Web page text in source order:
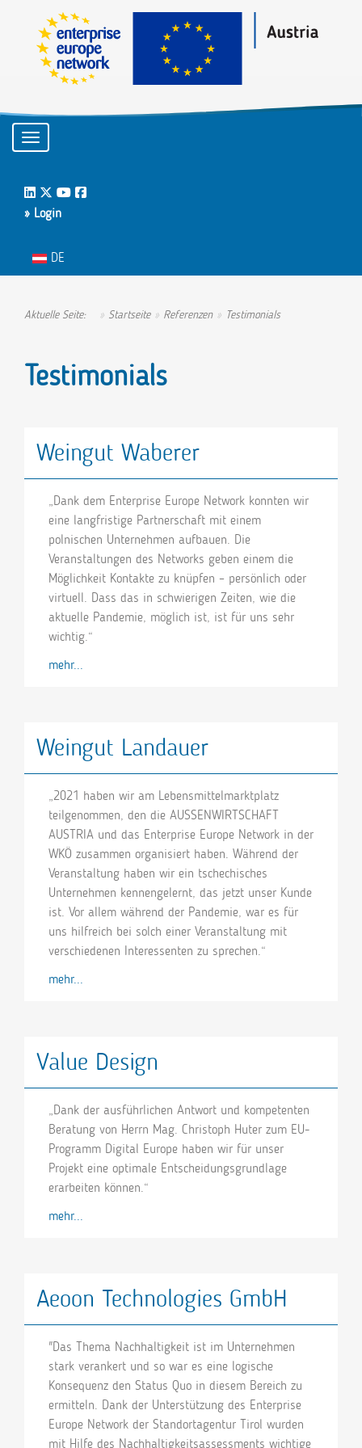
Toggle navigation
LinkedIn
Twitter
Youtube
Facebook
» Login
Sprache auswählen
DE
Aktuelle Seite: Startseite Referenzen Testimonials
Testimonials
Weingut Waberer
„Dank dem Enterprise Europe Network konnten wir
eine langfristige Partnerschaft mit einem
polnischen Unternehmen aufbauen. Die
Veranstaltungen des Networks geben einem die
Möglichkeit Kontakte zu knüpfen – persönlich oder
virtuell. Dass das in schwierigen Zeiten, wie die
aktuelle Pandemie, möglich ist, ist für uns sehr
wichtig.“
mehr...
Weingut Landauer
„2021 haben wir am Lebensmittelmarktplatz
teilgenommen, den die AUSSENWIRTSCHAFT
AUSTRIA und das Enterprise Europe Network in der
WKÖ zusammen organisiert haben. Während der
Veranstaltung haben wir ein tschechisches
Unternehmen kennengelernt, das jetzt unser Kunde
ist. Vor allem während der Pandemie, war es für
uns hilfreich bei solch einer Veranstaltung mit
verschiedenen Interessenten zu sprechen.“
mehr...
Value Design
„Dank der ausführlichen Antwort und kompetenten
Beratung von Herrn Mag. Christoph Huter zum EU-
Programm Digital Europe haben wir für unser
Projekt eine optimale Entscheidungsgrundlage
erarbeiten können.“
mehr...
Aeoon Technologies GmbH
"Das Thema Nachhaltigkeit ist im Unternehmen
stark verankert und so war es eine logische
Konsequenz den Status Quo in diesem Bereich zu
ermitteln. Dank der Unterstützung des Enterprise
Europe Network der Standortagentur Tirol wurden
mit Hilfe des Nachhaltigkeitsassessments wichtige